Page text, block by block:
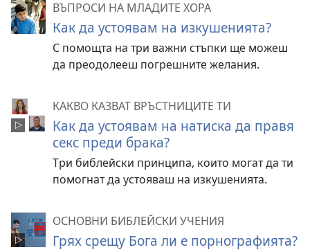
ВЪПРОСИ НА МЛАДИТЕ ХОРА
Как да устоявам на изкушенията?
С помощта на три важни стъпки ще можеш
да преодолееш погрешните желания.
КАКВО КАЗВАТ ВРЪСТНИЦИТЕ ТИ
Как да устоявам на натиска да правя
секс преди брака?
Три библейски принципа, които могат да ти
помогнат да устояваш на изкушенията.
ОСНОВНИ БИБЛЕЙСКИ УЧЕНИЯ
Грях срещу Бога ли е порнографията?